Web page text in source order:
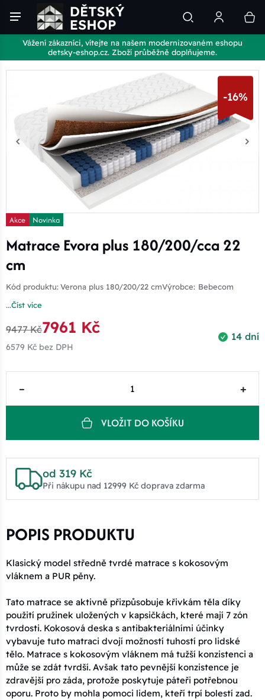
Vážení zákazníci, vítejte na našem modernizovaném eshopu
detsky-eshop.cz. Zboží průběžně doplňujeme.
-16%
Akce Novinka
Matrace Evora plus 180/200/cca 22
cm
Kód produktu:Verona plus 180/200/22 cmVýrobce: Bebecom
...Číst více
14 dní
9477 Kč7961 Kč
6579 Kč bez DPH
– +
VLOŽIT DO KOŠÍKU
od 319 Kč
Při nákupu nad 12999 Kč doprava zdarma
POPIS PRODUKTU
Klasický model středně tvrdé matrace s kokosovým
vláknem a PUR pěny.
Tato matrace se aktivně přizpůsobuje křivkám těla díky
použití pružinek uložených v kapsičkách, které mají 7 zón
tvrdosti. Kokosová deska s antibakteriálními účinky
vybavuje tuto matraci dvojí možností tuhostí pro lidské
tělo. Matrace s kokosovým vláknem má tužší konzistenci a
může se zdát tvrdší. Avšak tato pevnější konzistence je
zdravější pro záda, protože poskytuje páteři potřebnou
oporu. Proto by mohla pomoci lidem, kteří trpí bolestí zad.